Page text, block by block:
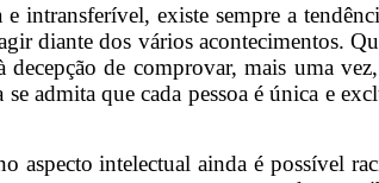
intransferível, existe sempre a
diante dos vários acontecimentos.
de comprovar, mais uma
admita que cada pessoa é única e
intelectual ainda é possível